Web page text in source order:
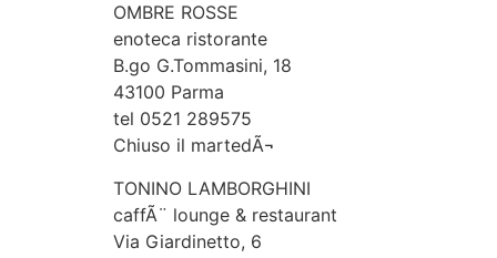
OMBRE ROSSE
enoteca ristorante
B.go G.Tommasini, 18
43100 Parma
tel 0521 289575
Chiuso il martedÃ¬
TONINO LAMBORGHINI
caffÃ¨ lounge & restaurant
Via Giardinetto, 6